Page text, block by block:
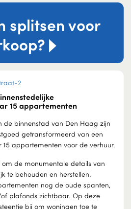
splitsen voor
15 appartementen
de binnenstad van Den Haag zijn
getransformeerd van een
appartementen voor de verhuur.
de monumentale details van
te behouden en herstellen.
nog de oude spanten,
plafonds zichtbaar. Op deze
bij om woningen toe te